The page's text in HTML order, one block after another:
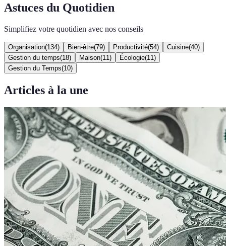
Astuces du Quotidien
Simplifiez votre quotidien avec nos conseils
Organisation(134) Bien-être(79) Productivité(54) Cuisine(40)
Gestion du temps(18) Maison(11 ) Écologie(11 )
Gestion du Temps(10)
Articles à la une